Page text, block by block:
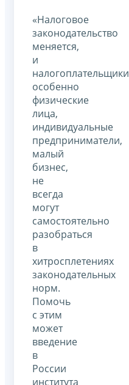
«Налоговое
законодательство
меняется,
и
налогоплательщики
особенно
физические
лица,
индивидуальные
предприниматели,
малый
бизнес,
не
всегда
могут
самостоятельно
разобраться
в
хитросплетениях
законодательных
норм.
Помочь
с этим
может
введение
в
России
института